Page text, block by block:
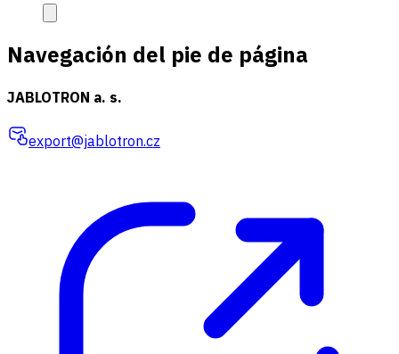
Navegación del pie de página
JABLOTRON a. s.
export@jablotron.cz